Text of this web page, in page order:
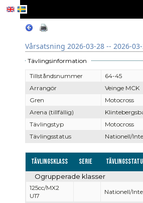
Vårsatsning 2026-03-28 -- 2026-
Tävlingsinformation
Tillståndsnummer
64-45
Arrangör
Veinge MCK
Gren
Motocross
Arena (tillfällig)
Tävlingstyp
Motocross
Tävlingsstatus
Nationell/
Tävlingsklass Serie
Ogrupperade klasser
125cc/MX2
U17
Nationell/